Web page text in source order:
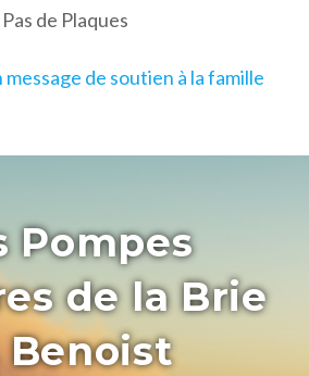
Pas de Plaques
message de soutien à la famille
Pompes
de la Brie
Benoist